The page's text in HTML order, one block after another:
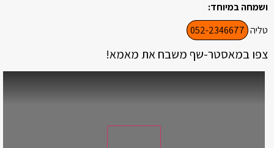
ושמחה במיוחד:
טליה 052-2346677
צפו במאסטר-שף משבח את מאמא!